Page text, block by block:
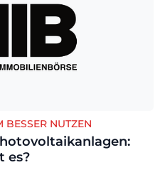
BESSER NUTZEN
es?